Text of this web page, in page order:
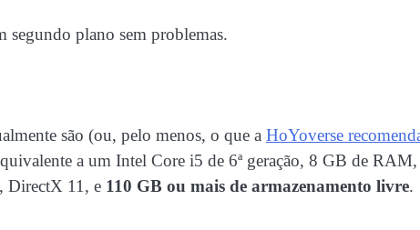
segundo plano sem problemas.
são (ou, pelo menos, o que a HoYoverse
a um Intel Core i5 de 6ª geração, 8 GB de RAM,
DirectX 11, e 110 GB ou mais de armazenamento livre.